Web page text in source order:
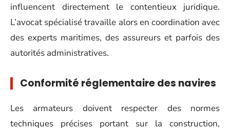
influencent directement le contentieux juridique.
L’avocat spécialisé travaille alors en coordination avec
des experts maritimes, des assureurs et parfois des
autorités administratives.
Conformité réglementaire des navires
Les armateurs doivent respecter des normes
techniques précises portant sur la construction,